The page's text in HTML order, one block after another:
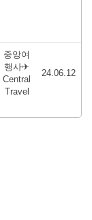
중앙여
행사✈
Central
Travel
24.06.12